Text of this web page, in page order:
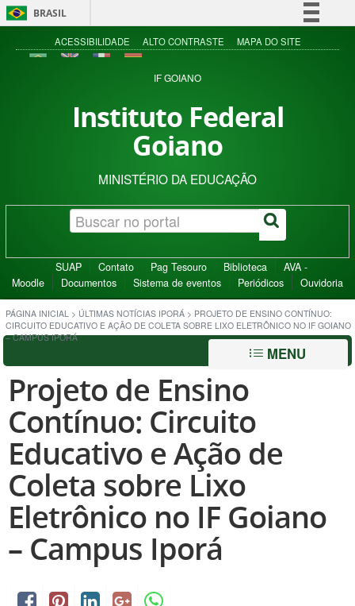
BRASIL
Simplifique!
Acesso à informação
ACESSIBILIDADE ALTO CONTRASTE MAPA DO SITE
IF GOIANO
Instituto Federal
Goiano
MINISTÉRIO DA EDUCAÇÃO
SUAP Contato Pag Tesouro Biblioteca
AVA -
Moodle
Documentos Sistema de eventos Periódicos Ouvidoria
PÁGINA INICIAL > ÚLTIMAS NOTÍCIAS IPORÁ > PROJETO DE ENSINO CONTÍNUO:
CIRCUITO EDUCATIVO E AÇÃO DE COLETA SOBRE LIXO ELETRÔNICO NO IF GOIANO
– CAMPUS IPORÁ
MENU
Projeto de Ensino
Contínuo: Circuito
Educativo e Ação de
Coleta sobre Lixo
Eletrônico no IF Goiano
– Campus Iporá